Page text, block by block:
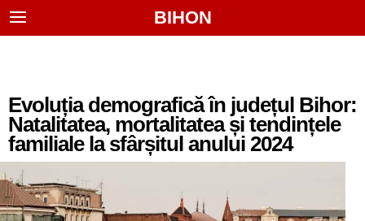
BIHON
Evoluția demografică în județul Bihor:
Natalitatea, mortalitatea și tendințele
familiale la sfârșitul anului 2024